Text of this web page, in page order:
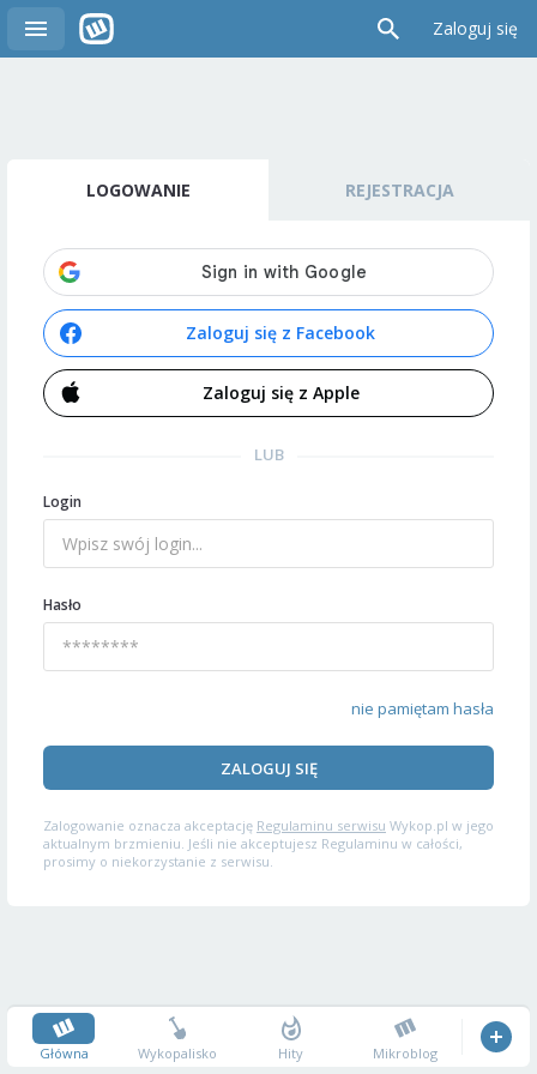
Zaloguj się
LOGOWANIE REJESTRACJA
Zaloguj się z Facebook
Zaloguj się z Apple
LUB
Login
Hasło
nie pamiętam hasła
ZALOGUJ SIĘ
Zalogowanie oznacza akceptację Regulaminu serwisu Wykop.pl w jego
aktualnym brzmieniu. Jeśli nie akceptujesz Regulaminu w całości,
prosimy o niekorzystanie z serwisu.
Główna Wykopalisko Hity Mikroblog